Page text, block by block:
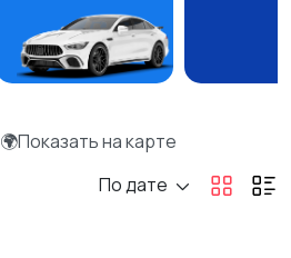
🌍Показать на карте
По дате